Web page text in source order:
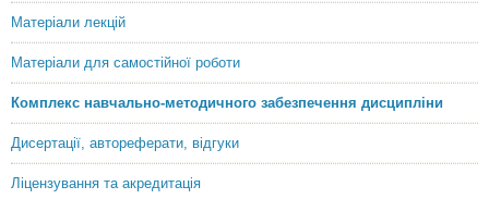
Матеріали лекцій
Матеріали для самостійної роботи
Комплекс навчально-методичного забезпечення дисципліни
Дисертації, автореферати, відгуки
Ліцензування та акредитація